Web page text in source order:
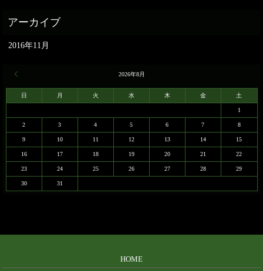
2016年11月
2026年8月
日 月 火 水 木 金 土
1
2 3 4 5 6 7 8
9 10 11 12 13 14 15
16 17 18 19 20 21 22
23 24 25 26 27 28 29
30 31
HOME